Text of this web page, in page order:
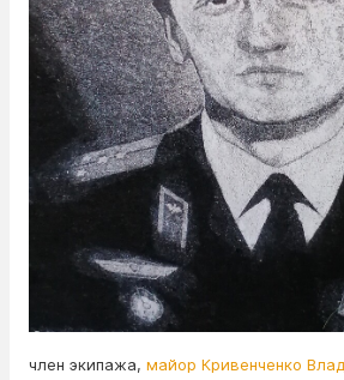
член экипажа, майор Кривенченко